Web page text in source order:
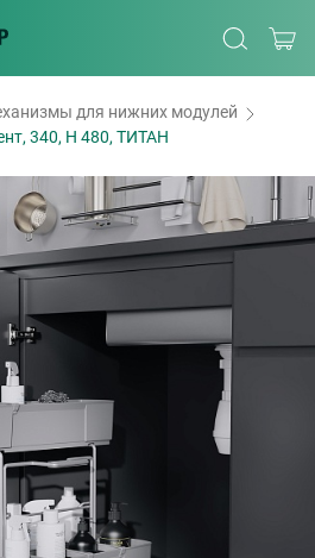
для нижних модулей
340, H 480, ТИТАН